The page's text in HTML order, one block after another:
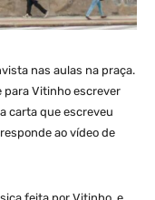
nas aulas na praça.
para Vitinho escrever
carta que escreveu
ao vídeo de